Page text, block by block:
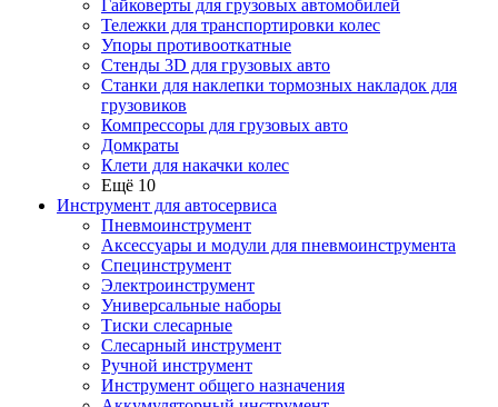
Гайковерты для грузовых автомобилей
Тележки для транспортировки колес
Упоры противооткатные
Стенды 3D для грузовых авто
Станки для наклепки тормозных накладок для
грузовиков
Компрессоры для грузовых авто
Домкраты
Клети для накачки колес
Ещё 10
Инструмент для автосервиса
Пневмоинструмент
Аксессуары и модули для пневмоинструмента
Специнструмент
Электроинструмент
Универсальные наборы
Тиски слесарные
Слесарный инструмент
Ручной инструмент
Инструмент общего назначения